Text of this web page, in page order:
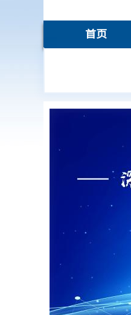
首页